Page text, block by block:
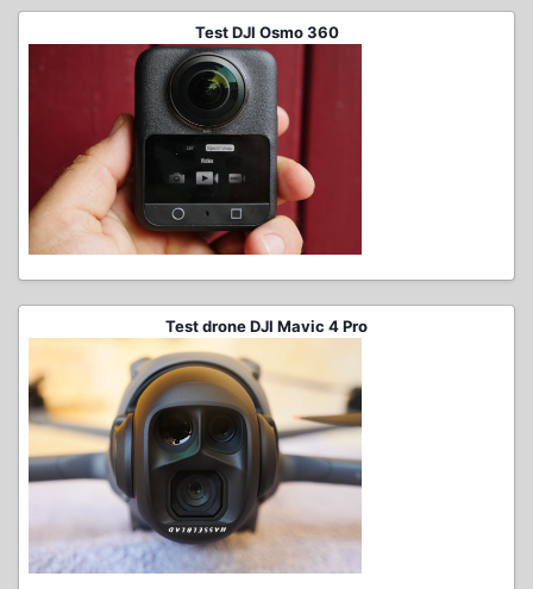
Test DJI Osmo 360
Test drone DJI Mavic 4 Pro